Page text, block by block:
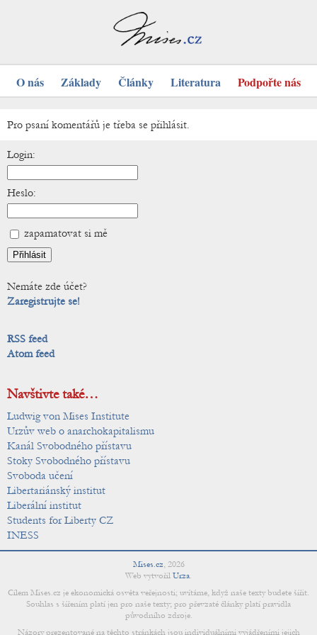
O nás Základy Články Literatura Podpořte nás
Pro psaní komentářů je třeba se přihlásit.
Login:
Heslo:
zapamatovat si mě
Nemáte zde účet?
Zaregistrujte se!
RSS feed
Atom feed
Navštivte také…
Ludwig von Mises Institute
Urzův web o anarchokapitalismu
Kanál Svobodného přístavu
Stoky Svobodného přístavu
Svoboda učení
Libertariánský institut
Liberální institut
Students for Liberty CZ
INESS
Mises.cz, 2026
Web vytvořil Urza.
Cílem Mises.cz je ekonomická osvěta veřejnosti; uvítáme, když naše texty budete šířit.
Souhlas s šířením platí jen pro naše texty; pro převzaté články platí pravidla
původního zdroje.
Názory prezentované na těchto stránkách jsou individuálními vyjádřeními jejich